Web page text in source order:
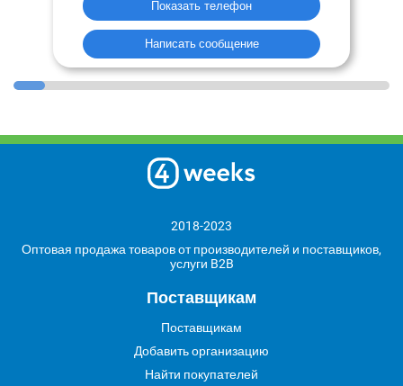
Показать телефон
Написать сообщение
2018-2023
Оптовая продажа товаров от производителей и поставщиков,
услуги B2B
Поставщикам
Поставщикам
Добавить организацию
Найти покупателей